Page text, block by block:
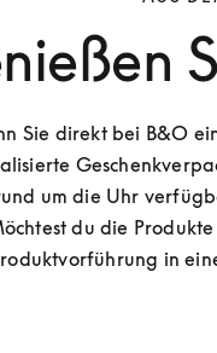
Sie direkt bei B&O
um die Uhr
du die
in